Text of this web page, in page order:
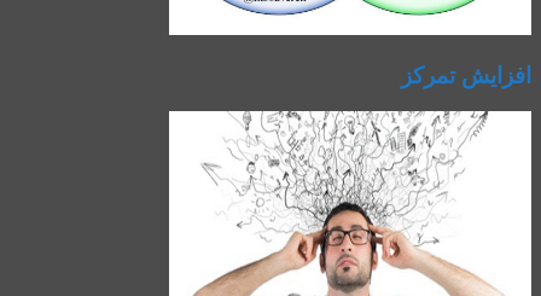
افزایش تمرکز